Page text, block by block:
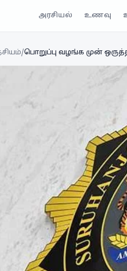
அரசியல் உணவு
/பொறுப்பு வழங்க முன்